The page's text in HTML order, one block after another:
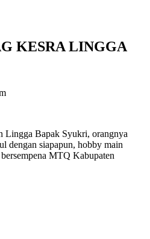
KESRA LINGGA
Lingga Bapak Syukri, orangnya
dengan siapapun, hobby main
MTQ Kabupaten